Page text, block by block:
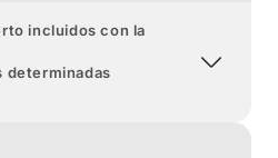
incluidos con la
determinadas